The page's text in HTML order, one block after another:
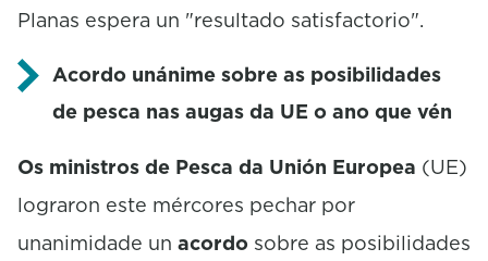
Planas espera un "resultado satisfactorio".
Acordo unánime sobre as posibilidades
de pesca nas augas da UE o ano que vén
Os ministros de Pesca da Unión Europea (UE)
lograron este mércores pechar por
unanimidade un acordo sobre as posibilidades